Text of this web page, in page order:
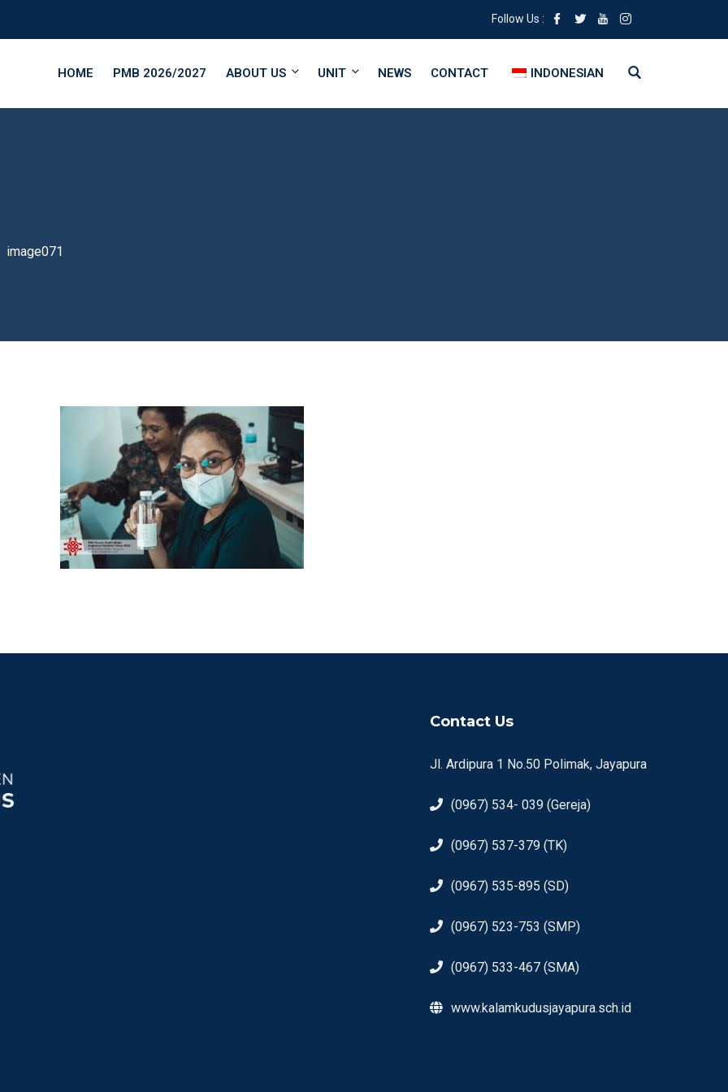
Follow Us :
HOME PMB 2026/2027 ABOUT US UNIT NEWS CONTACT INDONESIAN
image071
Contact Us
Jl. Ardipura 1 No.50 Polimak, Jayapura
(0967) 534- 039 (Gereja)
(0967) 537-379 (TK)
(0967) 535-895 (SD)
(0967) 523-753 (SMP)
(0967) 533-467 (SMA)
www.kalamkudusjayapura.sch.id